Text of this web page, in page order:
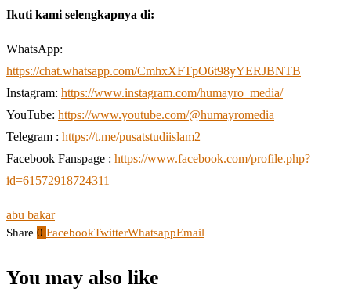
Ikuti kami selengkapnya di:
WhatsApp:
https://chat.whatsapp.com/CmhxXFTpO6t98yYERJBNTB
Instagram: https://www.instagram.com/humayro_media/
YouTube: https://www.youtube.com/@humayromedia
Telegram : https://t.me/pusatstudiislam2
Facebook Fanspage : https://www.facebook.com/profile.php?
id=61572918724311
abu bakar
Share 0 FacebookTwitterWhatsappEmail
You may also like